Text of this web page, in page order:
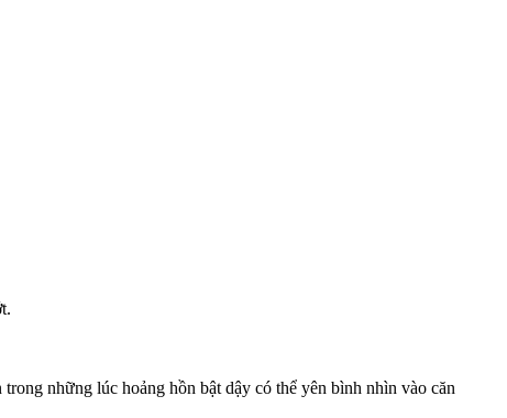
những lúc hoảng hồn bật dậy có thể yên bình nhìn vào căn